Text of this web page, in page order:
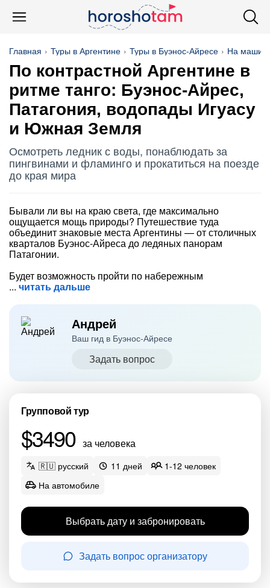
Главная Туры в Аргентине Туры в Буэнос-Айресе На
По контрастной Аргентине в
ритме танго: Буэнос-Айрес,
Патагония, водопады Игуасу
и Южная Земля
Осмотреть ледник с воды, понаблюдать за
пингвинами и фламинго и прокатиться на поезде
до края мира
Бывали ли вы на краю света, где максимально
ощущается мощь природы? Путешествие туда
объединит знаковые места Аргентины — от столичных
кварталов Буэнос-Айреса до ледяных панорам
Патагонии.
Будет возможность пройти по набережным
читать дальше
Андрей
Ваш гид в Буэнос-Айресе
Задать вопрос
Групповой тур
$3490 за человека
🇷🇺 русский 11 дней
1-12 человек
На автомобиле
Выбрать дату и забронировать
Задать вопрос организатору